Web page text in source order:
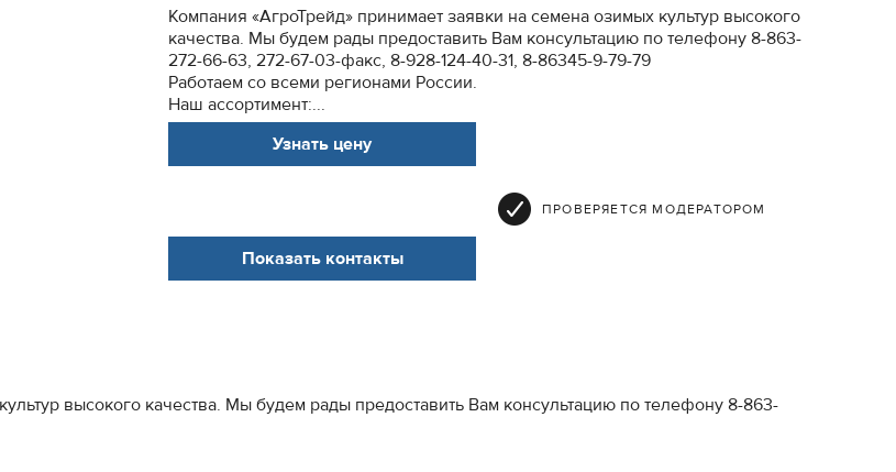
Компания «АгроТрейд» принимает заявки на семена озимых культур высокого
качества. Мы будем рады предоставить Вам консультацию по телефону 8-863-
272-66-63, 272-67-03-факс, 8-928-124-40-31, 8-86345-9-79-79
Работаем со всеми регионами России.
Наш ассортимент:...
Узнать цену
ПРОВЕРЯЕТСЯ МОДЕРАТОРОМ
Показать контакты
высокого качества. Мы будем рады предоставить Вам консультацию по телефону 8-863-